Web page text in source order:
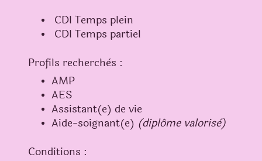
CDI Temps plein
CDI Temps partiel
Profils recherchès :
AMP
AES
Assistant(e) de vie
Aide-soignant(e) (diplôme valorisè)
Conditions :